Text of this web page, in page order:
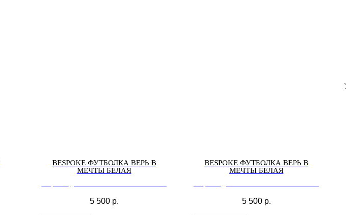
BESPOKE ФУТБОЛКА ВЕРЬ В
МЕЧТЫ БЕЛАЯ
5 500 р.
BESPOKE ФУТБОЛКА ВЕРЬ В
МЕЧТЫ БЕЛАЯ
5 500 р.